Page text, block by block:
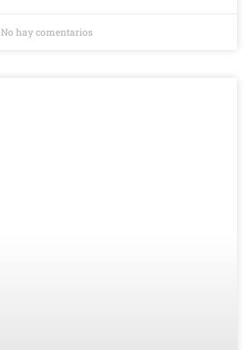
No hay comentarios